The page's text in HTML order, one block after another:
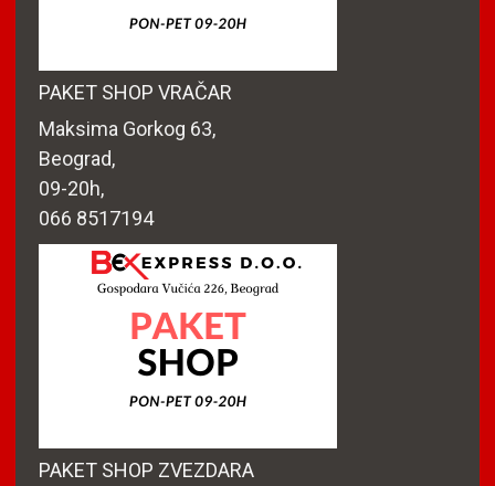
PAKET SHOP VRAČAR
Maksima Gorkog 63,
Beograd,
09-20h,
066 8517194
PAKET SHOP ZVEZDARA